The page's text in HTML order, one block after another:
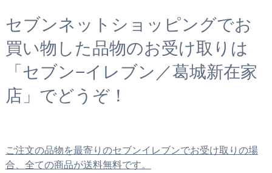
セブンネットショッピングでお
買い物した品物のお受け取りは
「セブン−イレブン／葛城新在家
店」でどうぞ！
ご注文の品物を最寄りのセブンイレブンでお受け取りの場
合、全ての商品が送料無料です。